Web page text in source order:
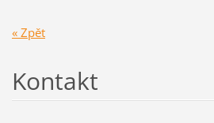
« Zpět
Kontakt